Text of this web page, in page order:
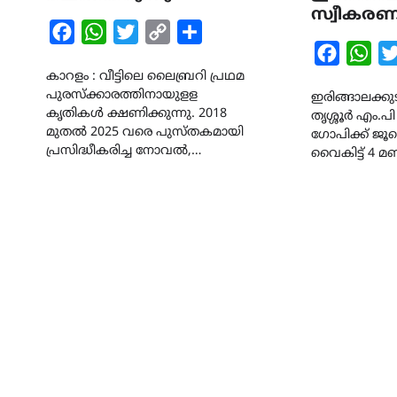
FacebookWhatsAppTwitterCopy
കാറളം : വീട്ടിലെ ലൈബ്രറി പ്രഥമ
പുരസ്ക്കാരത്തിനായുളള
കൃതികൾ ക്ഷണിക്കുന്നു. 2018
മുതൽ 2025 വരെ പുസ്തകമായി
പ്രസിദ്ധീകരിച്ച നോവൽ,…
ഇരിങ്ങാലക്കുട
തൃശ്ശൂർ
ഗോപിക്ക്
വൈകിട്ട് 4